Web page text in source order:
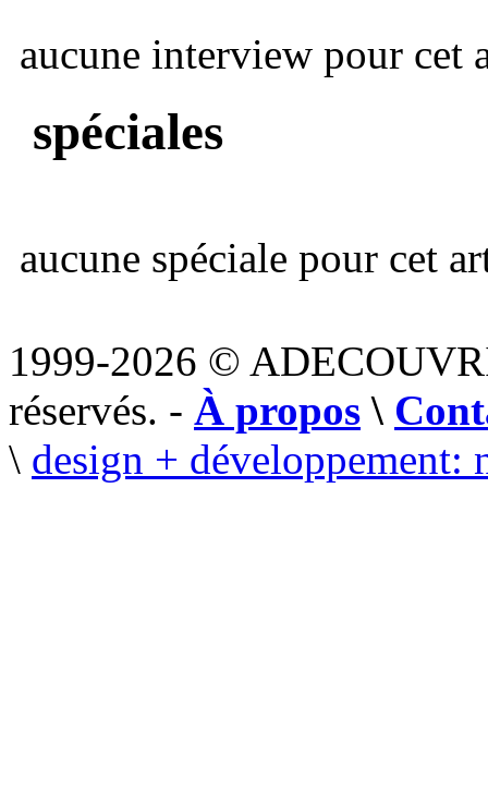
aucune interview pour cet
spéciales
aucune spéciale pour cet
1999-2026 ©
réservés. - À propos \
\ design + développement: